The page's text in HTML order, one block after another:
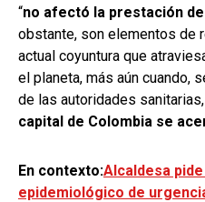
“no afectó la prestación
obstante, son elementos de
actual coyuntura que
el planeta, más aún cuando,
de las autoridades sanitarias,
capital de Colombia se
En contexto:Alcaldesa
epidemiológico de